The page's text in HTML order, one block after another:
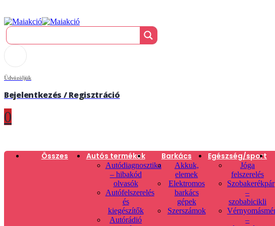
Üdvözöljük
Bejelentkezés / Regisztráció
0
Összes Autós termékek
Autódiagnosztika
– hibakód
olvasók
Autófelszerelés
és
kiegészítők
Autórádió
Barkács
Akkuk,
elemek
Elektromos
barkács
gépek
Szerszámok
Egészség/sport
Jóga
felszerelés
Szobakerékpár
–
szobabicikli
–